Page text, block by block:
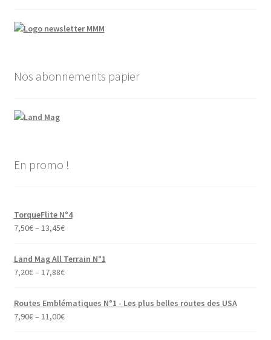
Nos abonnements papier
En promo !
TorqueFlite N°4
7,50€– 13,45€
Land Mag All Terrain N°1
7,20€– 17,88€
Routes Emblématiques N°1 - Les plus belles routes des USA
7,90€– 11,00€